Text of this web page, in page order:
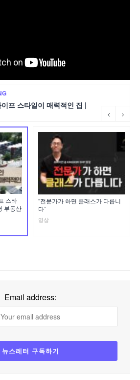
프 스타일이 매력적인 집 |
스타
부동산
“전문가가 하면 클래스가 다릅니
다”
영상
Email address: